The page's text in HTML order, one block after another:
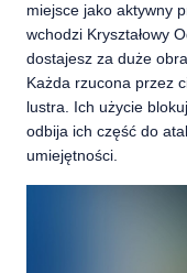
miejsce jako aktywny
wchodzi Kryształowy
dostajesz za duże
Każda rzucona przez
lustra. Ich użycie
odbija ich część do
umiejętności.